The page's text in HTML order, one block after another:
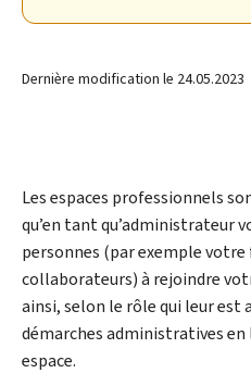
Dernière modification le 24.05.2023
Les espaces professionnels
qu’en tant qu’administrateur
personnes (par exemple
collaborateurs) à rejoindre
ainsi, selon le rôle qui leur est
démarches administratives en
espace.